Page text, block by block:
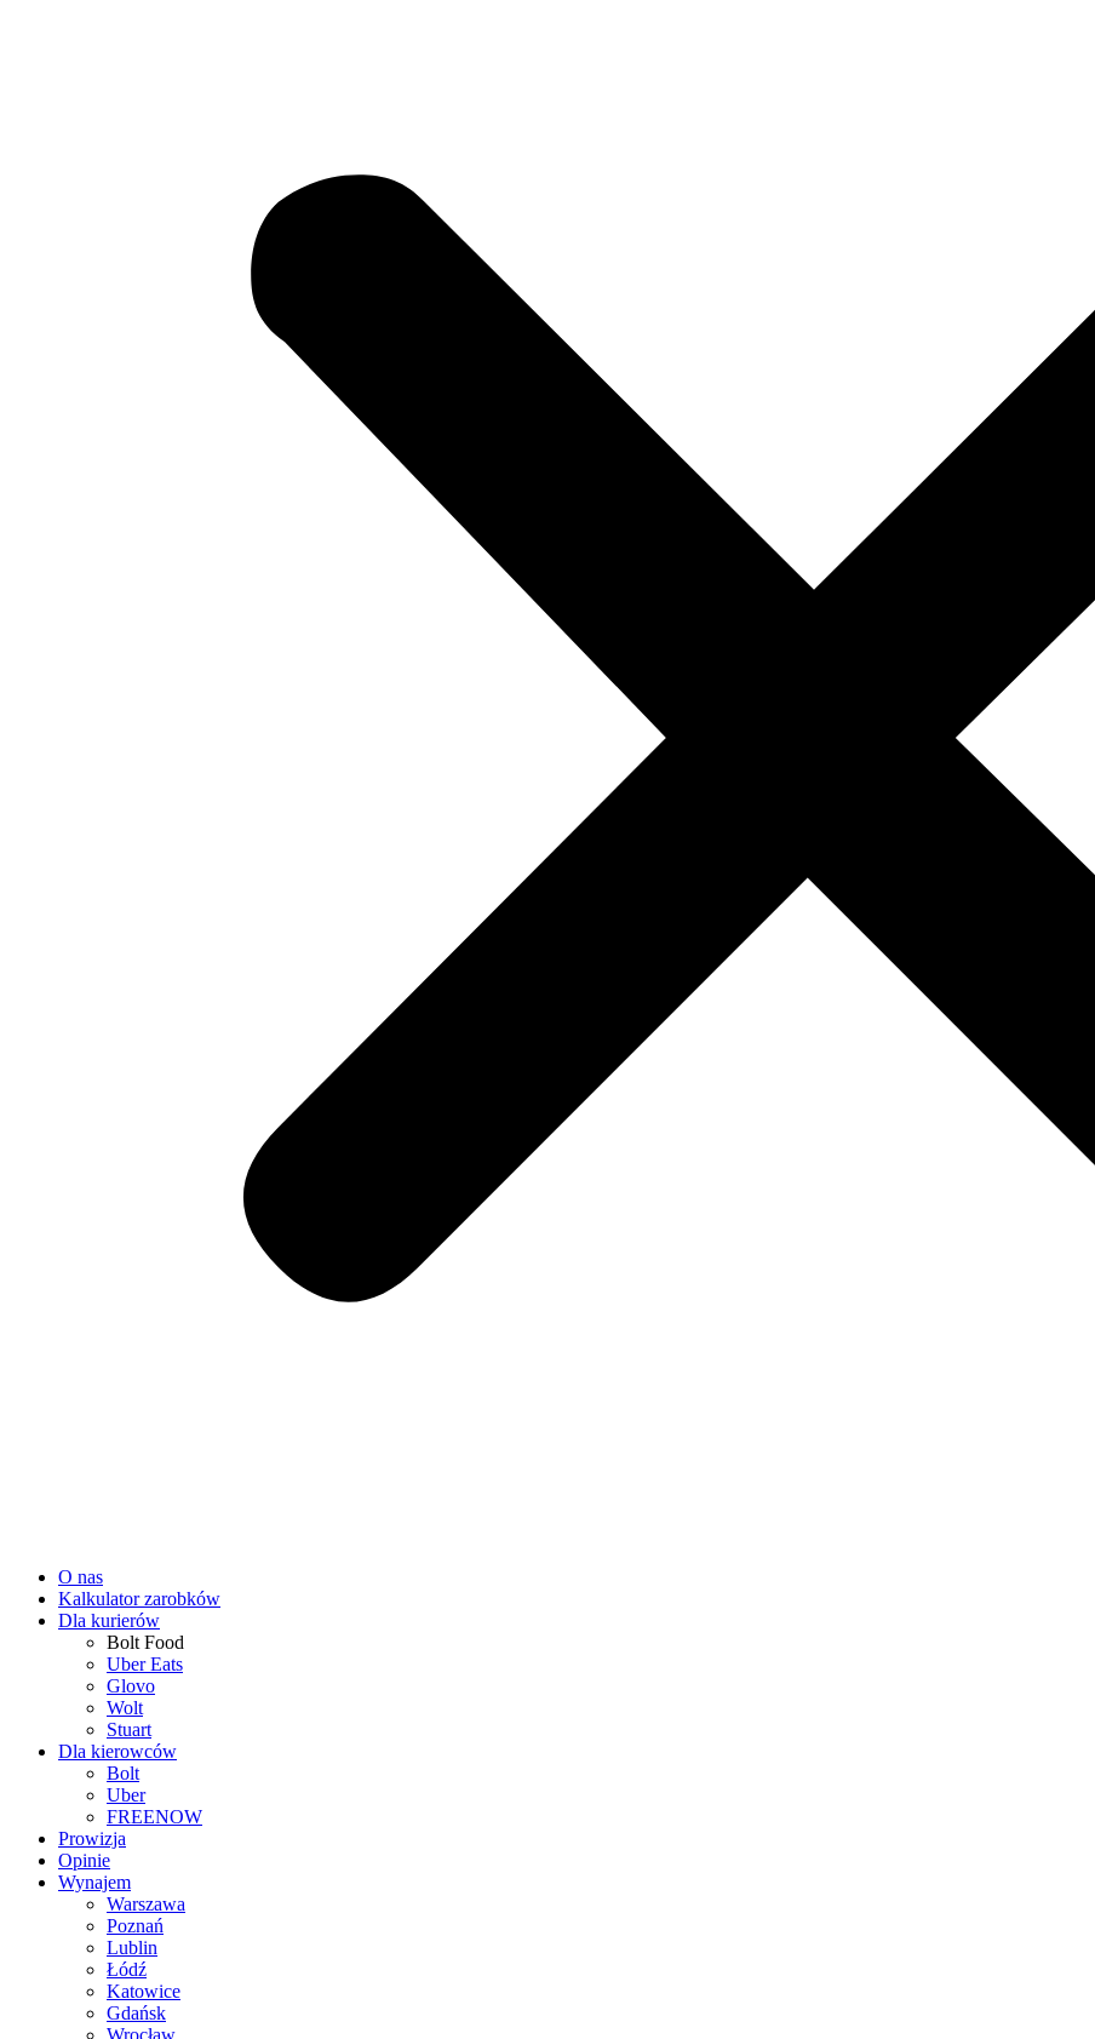
O nas
Kalkulator zarobków
Dla kurierów
Bolt Food
Uber Eats
Glovo
Wolt
Stuart
Dla kierowców
Bolt
Uber
FREENOW
Prowizja
Opinie
Wynajem
Warszawa
Poznań
Lublin
Łódź
Katowice
Gdańsk
Wrocław